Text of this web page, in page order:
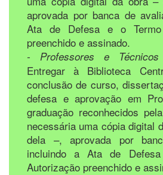
aprovada por banca de
Ata de Defesa e o
preenchido e assinado.
- Professores e Técnicos
Entregar à Biblioteca
conclusão de curso,
defesa e aprovação em
graduação reconhecidos
necessária uma cópia digital
dela –, aprovada por
incluindo a Ata de
Autorização preenchido e